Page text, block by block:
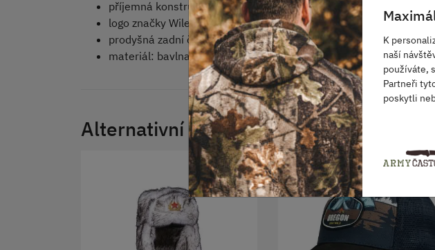
příjemná konstrukce
logo značky Wiley X
prodyšná zadní část
materiál: bavlna, polyester
Alternativní produkty
K
naší
používáte,
Partneři
poskytli